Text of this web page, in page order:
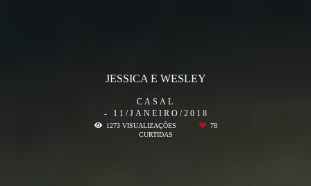
CASAL
11/JANEIRO/2018
JESSICA E WESLEY
1273VISUALIZAÇÕES
78
CURTIDAS